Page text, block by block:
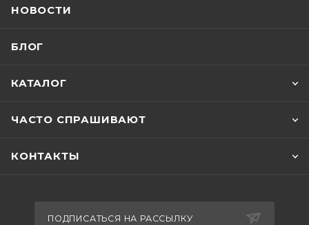
НОВОСТИ
БЛОГ
КАТАЛОГ
ЧАСТО СПРАШИВАЮТ
КОНТАКТЫ
ПОДПИСАТЬСЯ НА РАССЫЛКУ